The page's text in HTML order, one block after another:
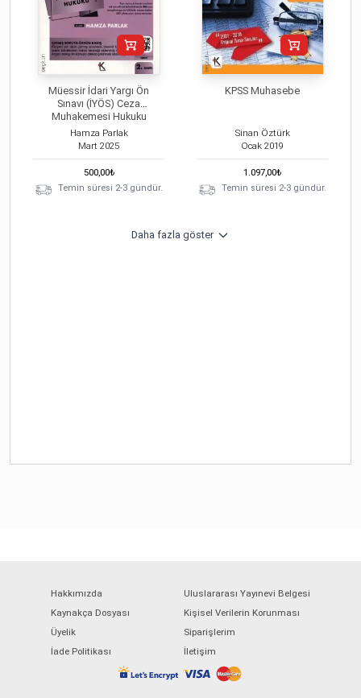
Müessir İdari Yargı Ön
Sınavı (İYÖS) Ceza
Muhakemesi Hukuku
Hamza Parlak
Mart 2025
500,00₺
Temin süresi 2-3 gündür.
KPSS Muhasebe
Sinan Öztürk
Ocak 2019
1.097,00₺
Temin süresi 2-3 gündür.
Daha fazla göster
Hakkımızda
Uluslararası Yayınevi Belgesi
Kaynakça Dosyası
Kişisel Verilerin Korunması
Üyelik
Siparişlerim
İade Politikası
İletişim